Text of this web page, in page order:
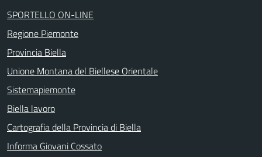
SPORTELLO ON-LINE
Regione Piemonte
Provincia Biella
Unione Montana del Biellese Orientale
Sistemapiemonte
Biella lavoro
Cartografia della Provincia di Biella
Informa Giovani Cossato